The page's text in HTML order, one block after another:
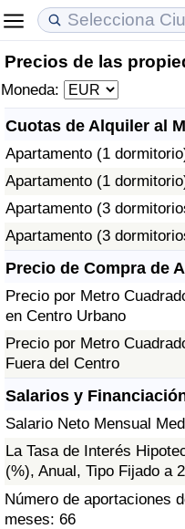
Precios de las
Moneda:
Cuotas de Alquiler al
Apartamento (1
Apartamento (1
Apartamento (3
Apartamento (3
Precio de Compra de
Precio por Metro
en Centro Urbano
Precio por Metro
Fuera del Centro
Salarios y
Salario Neto Mensual
La Tasa de Interés
(%), Anual, Tipo Fijado a
Número de aportaciones
meses: 66
Coste de vida
Índice de Costo de Vida
Índice de Costo de Vida
Índice de costo de vida
Precios de las
Índice de Precios de
Índice de Precios de
Índice de Precios de
Calidad de Vida
Índice de Calidad de Vida
Índice de Calidad de
Índice de calidad de
Calificación del Índice
(Actual)
Índice de Criminalidad
Índice de criminalidad
Sanidad
Índice de Sanidad